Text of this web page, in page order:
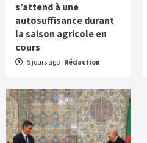
s’attend à une
autosuffisance durant
la saison agricole en
cours
5 jours ago Rédaction